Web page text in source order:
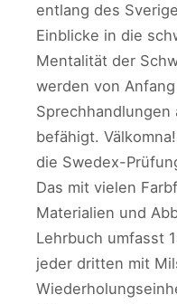
entlang des
Einblicke in die
Mentalität der
werden von
befähigt.
die Swedex-
Das mit vielen
Materialien und
Lehrbuch umfasst
jeder dritten mit